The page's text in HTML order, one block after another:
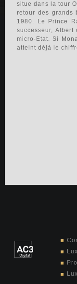
situe dans la tour
retour des grands
1980. Le Prince
successeur,
micro-Etat. Si
atteint déjà le